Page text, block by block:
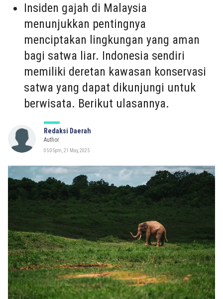
Insiden gajah di Malaysia
menunjukkan pentingnya
menciptakan lingkungan yang aman
bagi satwa liar. Indonesia sendiri
memiliki deretan kawasan konservasi
satwa yang dapat dikunjungi untuk
berwisata. Berikut ulasannya.
Redaksi Daerah
Author
05:05pm, 21 May, 2025